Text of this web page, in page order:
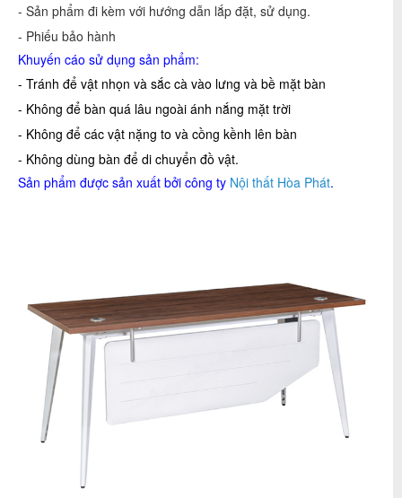
- Sản phẩm đi kèm với hướng dẫn lắp đặt, sử dụng.
- Phiếu bảo hành
Khuyến cáo sử dụng sản phẩm:
- Tránh để vật nhọn và sắc cà vào lưng và bề mặt bàn
- Không để bàn quá lâu ngoài ánh nắng mặt trời
- Không để các vật nặng to và cồng kềnh lên bàn
- Không dùng bàn để di chuyển đồ vật.
Sản phẩm được sản xuất bởi công ty Nội thất Hòa Phát.